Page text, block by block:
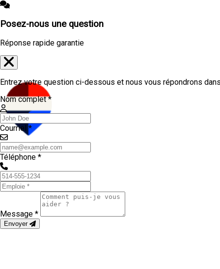
Posez-nous une question
Réponse rapide garantie
Entrez votre question ci-dessous et nous vous répondrons
Nom complet *
Courriel *
Téléphone *
Message *
Envoyer